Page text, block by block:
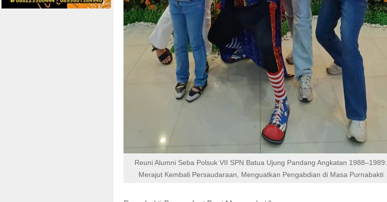
Reuni Alumni Seba Polsuk VII SPN Batua Ujung Pandang Angkatan 1988–1989:
Merajut Kembali Persaudaraan, Menguatkan Pengabdian di Masa Purnabakti